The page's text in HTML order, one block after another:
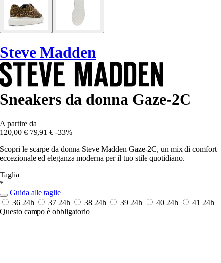
Steve Madden
Sneakers da donna Gaze-2C
A partire da
120,00 € 79,91 € -33%
Scopri le scarpe da donna Steve Madden Gaze-2C, un mix di comfort
eccezionale ed eleganza moderna per il tuo stile quotidiano.
Taglia
*
Guida alle taglie
36 24h 37 24h 38 24h 39 24h 40 24h 41 24h
Questo campo è obbligatorio